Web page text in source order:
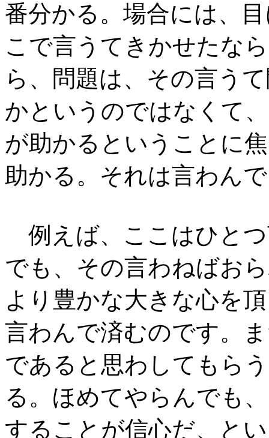
番分かる。場合には、
こで言うてきかせたな
ら、問題は、その言う
かというのではなくて
が助かるということに
助かる。それは言わん
例えば、ここはひと
でも、その言わねばお
より豊かな大きな心を
言わんで済むのです。
であると思わしてもら
る。ほめてやらんでも
することが信心だ、と